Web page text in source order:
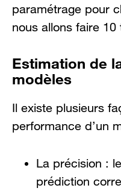
paramétrage pour
nous allons faire 10
Estimation de
modèles
Il existe plusieurs
performance d’un
La précision :
prédiction